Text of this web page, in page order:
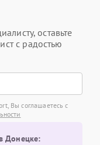
оставьте
с радостью
Вы соглашаетесь с
Донецке: